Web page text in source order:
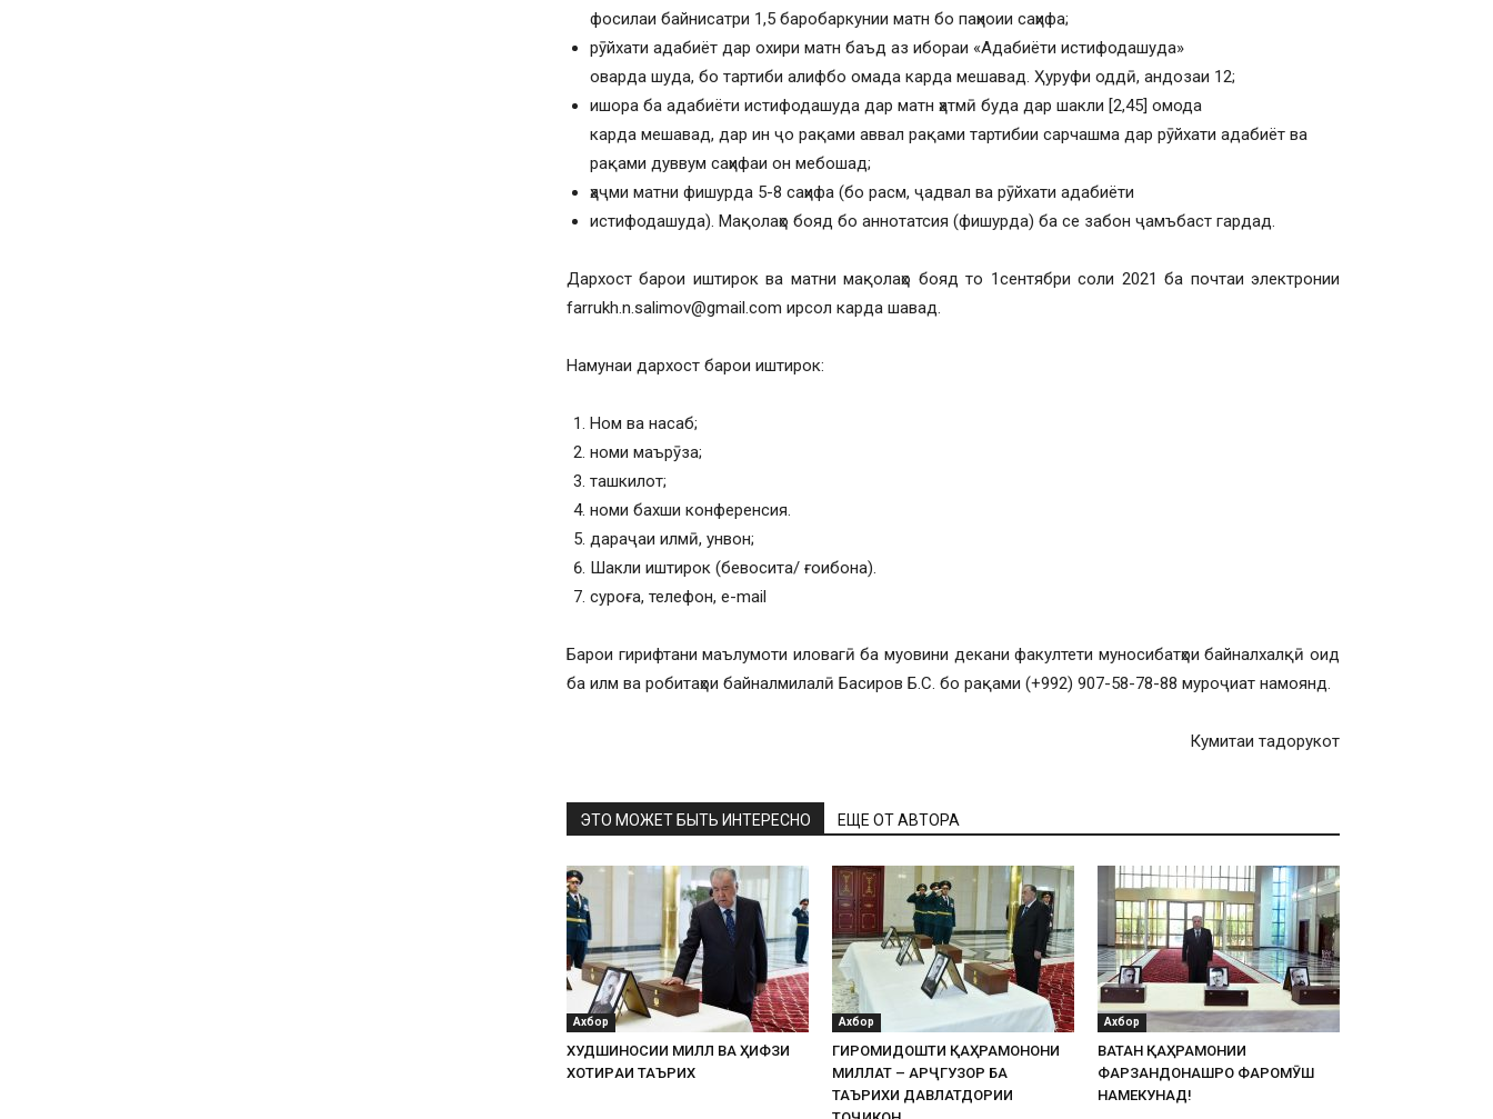
фосилаи байнисатри 1,5 баробаркунии матн бо паҳноии саҳифа;
рӯйхати адабиёт дар охири матн баъд аз ибораи «Адабиёти истифодашуда»
оварда шуда, бо тартиби алифбо омада карда мешавад. Ҳуруфи оддӣ, андозаи 12;
ишора ба адабиёти истифодашуда дар матн ҳатмӣ буда дар шакли [2,45] омода
карда мешавад, дар ин ҷо рақами аввал рақами тартибии сарчашма дар рӯйхати адабиёт ва
рақами дуввум саҳифаи он мебошад;
ҳаҷми матни фишурда 5-8 саҳифа (бо расм, ҷадвал ва рӯйхати адабиёти
истифодашуда). Мақолаҳо бояд бо аннотатсия (фишурда) ба се забон ҷамъбаст гардад.
Дархост барои иштирок ва матни мақолаҳо бояд то 1сентябри соли 2021 ба почтаи электронии
farrukh.n.salimov@gmail.com ирсол карда шавад.
Намунаи дархост барои иштирок:
Ном ва насаб;
номи маърӯза;
ташкилот;
номи бахши конференсия.
дараҷаи илмӣ, унвон;
Шакли иштирок (бевосита/ ғоибона).
суроға, телефон, e-mail
Барои гирифтани маълумоти иловагӣ ба муовини декани факултети муносибатҳои байналхалқӣ оид
ба илм ва робитаҳои байналмилалӣ Басиров Б.С. бо рақами (+992) 907-58-78-88 муроҷиат намоянд.
Кумитаи тадорукот
ЭТО МОЖЕТ БЫТЬ ИНТЕРЕСНО ЕЩЕ ОТ АВТОРА
Ахбор
ХУДШИНОСИИ МИЛЛӢ ВА ҲИФЗИ
ХОТИPАИ ТАЪPИХӢ
Ахбор
ГИРОМИДОШТИ ҚАҲРАМОНОНИ
МИЛЛАТ – АРҶГУЗОРӢ БА
ТАЪРИХИ ДАВЛАТДОРИИ
Ахбор
ВАТАН ҚАҲРАМОНИИ
ФАРЗАНДОНАШРО ФАРОМӮШ
НАМЕКУНАД!